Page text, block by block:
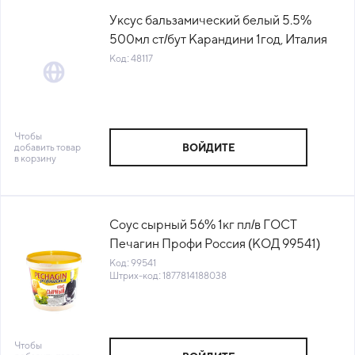
Уксус бальзамический белый 5.5%
500мл ст/бут Карандини 1год, Италия
(КОД 48117) (+18°С)
Код: 48117
Чтобы
добавить товар
в корзину
ВОЙДИТЕ
Соус сырный 56% 1кг пл/в ГОСТ
Печагин Профи Россия (КОД 99541)
(0°С)
Код: 99541
Штрих-код: 1877814188038
Чтобы